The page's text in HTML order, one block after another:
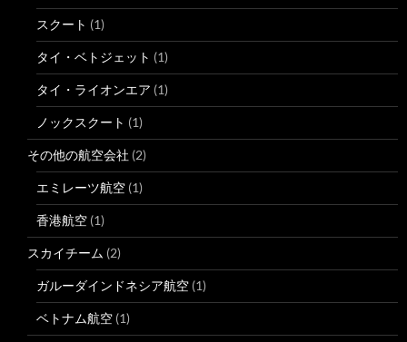
スクート (1)
タイ・ベトジェット (1)
タイ・ライオンエア (1)
ノックスクート (1)
その他の航空会社 (2)
エミレーツ航空 (1)
香港航空 (1)
スカイチーム (2)
ガルーダインドネシア航空 (1)
ベトナム航空 (1)